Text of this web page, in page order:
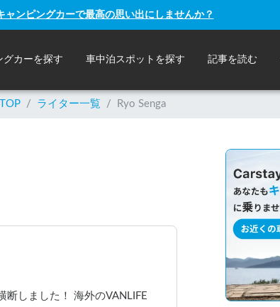
ンピングカーで最高の思い出にしませんか？
グカーを探す 車中泊スポットを探す 記事を読む
/ ライター一覧 / Ryo Senga
断しました！ 海外のVANLIFE